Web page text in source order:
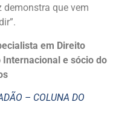
que vem
em Direito
e sócio do
– COLUNA DO